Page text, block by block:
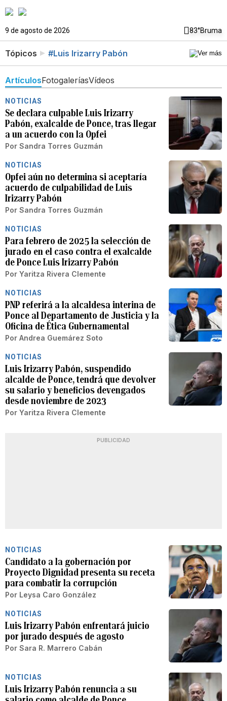
9 de agosto de 2026 83°Bruma
Tópicos #Luis Irizarry Pabón
ArtículosFotogaleríasVídeos
NOTICIAS
Se declara culpable Luis Irizarry
Pabón, exalcalde de Ponce, tras llegar
a un acuerdo con la Opfei
Por Sandra Torres Guzmán
NOTICIAS
Opfei aún no determina si aceptaría
acuerdo de culpabilidad de Luis
Irizarry Pabón
Por Sandra Torres Guzmán
NOTICIAS
Para febrero de 2025 la selección de
jurado en el caso contra el exalcalde
de Ponce Luis Irizarry Pabón
Por Yaritza Rivera Clemente
NOTICIAS
PNP referirá a la alcaldesa interina de
Ponce al Departamento de Justicia y la
Oficina de Ética Gubernamental
Por Andrea Guemárez Soto
NOTICIAS
Luis Irizarry Pabón, suspendido
alcalde de Ponce, tendrá que devolver
su salario y beneficios devengados
desde noviembre de 2023
Por Yaritza Rivera Clemente
PUBLICIDAD
NOTICIAS
Candidato a la gobernación por
Proyecto Dignidad presenta su receta
para combatir la corrupción
Por Leysa Caro González
NOTICIAS
Luis Irizarry Pabón enfrentará juicio
por jurado después de agosto
Por Sara R. Marrero Cabán
NOTICIAS
Luis Irizarry Pabón renuncia a su